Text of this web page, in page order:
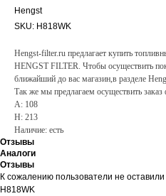
Hengst
SKU: H818WK
Hengst-filter.ru предлагает купить
HENGST FILTER. Чтобы осуществить
ближайший до вас магазин,в разделе
Так же мы предлагаем осуществить
A: 108
H: 213
Наличие: есть
Отзывы
Аналоги
Отзывы
К сожалению пользователи не
H818WK